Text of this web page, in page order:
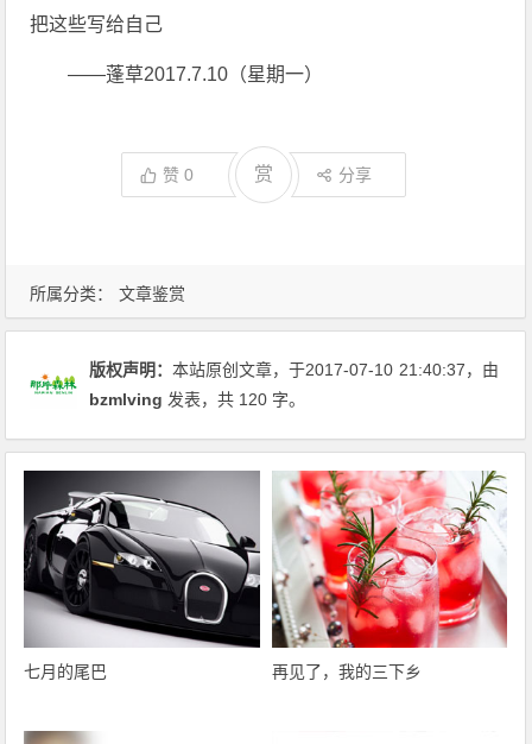
所属分类： 文章鉴赏
把这些写给自己
――蓬草2017.7.10（星期一）
赞0 赏 分享
版权声明：本站原创文章，于2017-07-10 21:40:37，由
bzmlving 发表，共 120 字。
七月的尾巴 再见了，我的三下乡